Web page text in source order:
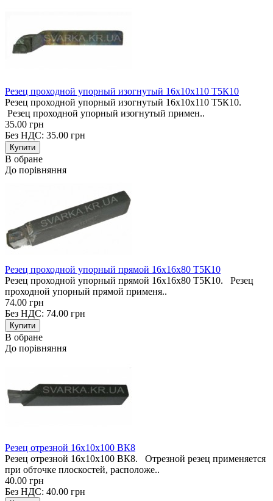
Резец проходной упорный изогнутый 16х10х110 Т5К10
Резец проходной упорный изогнутый 16х10х110 Т5К10.
Резец проходной упорный изогнутый примен..
35.00 грн
Без НДС: 35.00 грн
В обране
До порівняння
Резец проходной упорный прямой 16х16х80 Т5К10
Резец проходной упорный прямой 16х16х80 Т5К10. Резец
проходной упорный прямой применя..
74.00 грн
Без НДС: 74.00 грн
В обране
До порівняння
Резец отрезной 16х10х100 ВК8
Резец отрезной 16х10х100 ВК8. Отрезной резец применяется
при обточке плоскостей, расположе..
40.00 грн
Без НДС: 40.00 грн